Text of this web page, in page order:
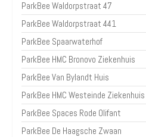
ParkBee Waldorpstraat 47
ParkBee Waldorpstraat 441
ParkBee Spaarwaterhof
ParkBee HMC Bronovo Ziekenhuis
ParkBee Van Bylandt Huis
ParkBee HMC Westeinde Ziekenhuis
ParkBee Spaces Rode Olifant
ParkBee De Haagsche Zwaan